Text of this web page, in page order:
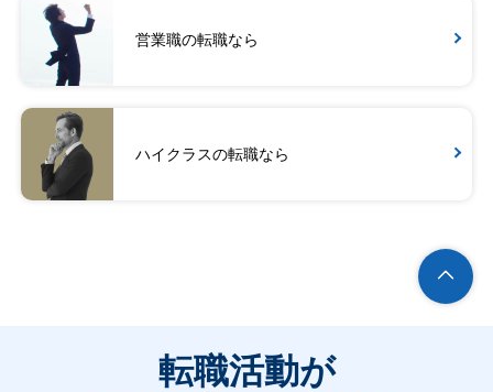
営業職の転職なら
ハイクラスの転職なら
転職活動が